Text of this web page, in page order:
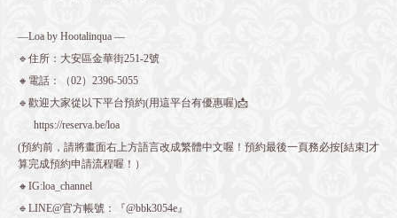
—Loa by Hootalinqua —
🔹住所：大安區金華街251-2號
🔸電話：（02）2396-5055
🔹歡迎大家從以下平台預約(用這平台有優惠喔)📩
https://reserva.be/loa
(預約前，請將畫面右上方語言改成繁體中文喔！預約最後一頁務必按[結束]才
算完成預約申請流程喔！）
🔸IG:loa_channel
🔹LINE@官方帳號：『@bbk3054e』